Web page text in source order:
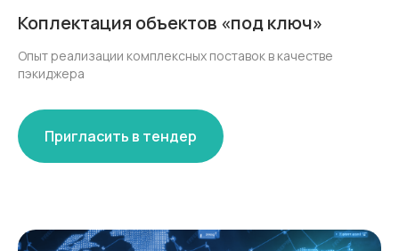
Коплектация объектов «под ключ»
Опыт реализации комплексных поставок в качестве
пэкиджера
Пригласить в тендер